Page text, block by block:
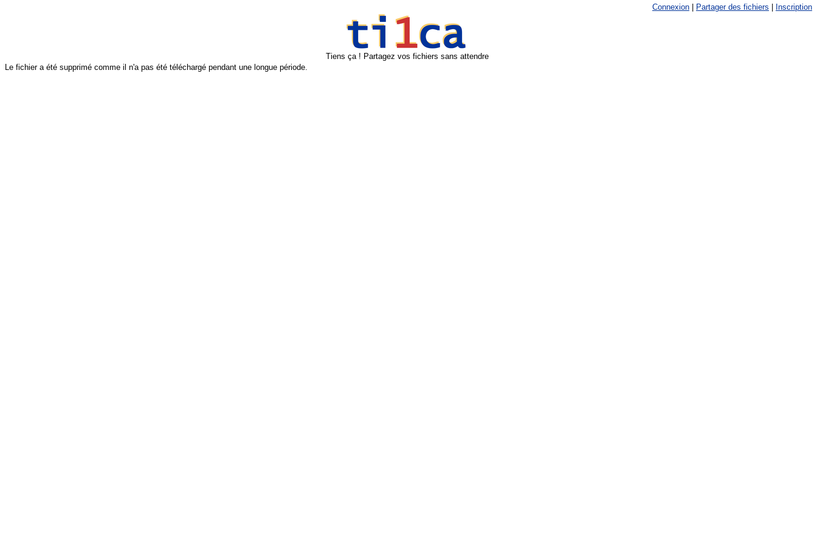
Connexion Partager des fichiers Inscription
Tiens ça ! Partagez vos fichiers sans attendre
Le fichier a été supprimé comme il n'a pas été téléchargé pendant une longue période.